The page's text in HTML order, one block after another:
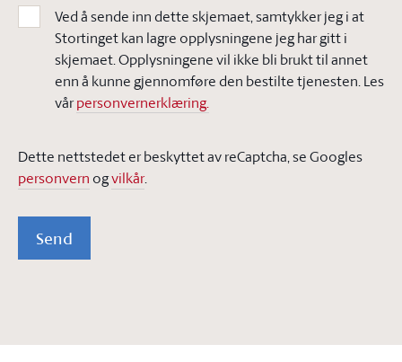
Ved å sende inn dette skjemaet, samtykker jeg i at
Stortinget kan lagre opplysningene jeg har gitt i
skjemaet. Opplysningene vil ikke bli brukt til annet
enn å kunne gjennomføre den bestilte tjenesten. Les
vårpersonvernerklæring.
Dette nettstedet er beskyttet av reCaptcha, se Googles
personvern ogvilkår.
Send